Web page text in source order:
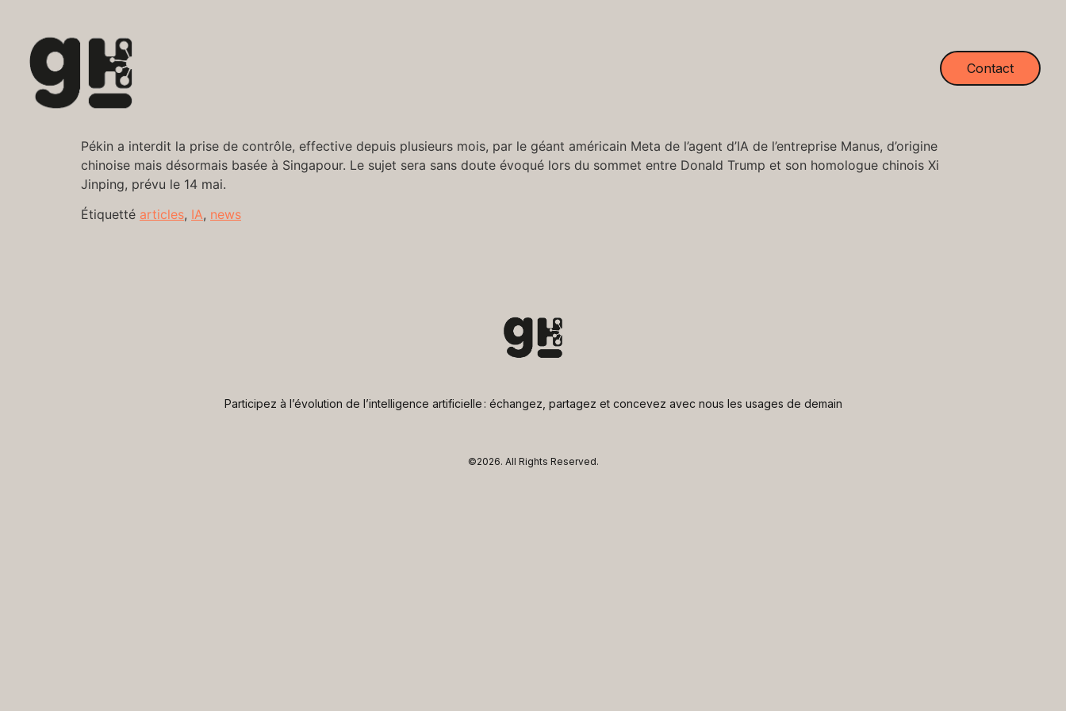
Contact
Pékin a interdit la prise de contrôle, effective depuis plusieurs mois, par le géant américain Meta de l’agent d’IA de l’entreprise Manus, d’origine
chinoise mais désormais basée à Singapour. Le sujet sera sans doute évoqué lors du sommet entre Donald Trump et son homologue chinois Xi
Jinping, prévu le 14 mai.
Étiquetté articles, IA, news
Participez à l’évolution de l’intelligence artificielle : échangez, partagez et concevez avec nous les usages de demain
©2026. All Rights Reserved.